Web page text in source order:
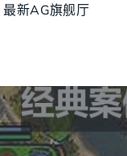
最新AG旗舰厅